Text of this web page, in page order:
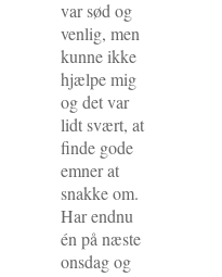
var sød og
venlig, men
kunne ikke
hjælpe mig
og det var
lidt svært, at
finde gode
emner at
snakke om.
Har endnu
én på næste
onsdag og